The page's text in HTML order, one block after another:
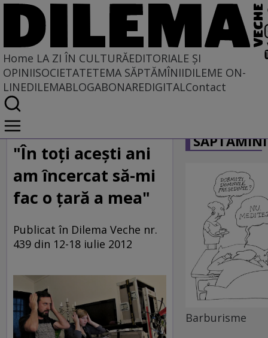
Home LA ZI ÎN CULTURĂEDITORIALE ȘI
OPINIISOCIETATETEMA SĂPTĂMÎNIIDILEME ON-
LINEDILEMABLOGABONAREDIGITALContact
Home
La zi în cultură
"În toţi aceşti ani
am încercat să-mi
fac o ţară a mea"
Publicat în Dilema Veche nr.
439 din 12-18 iulie 2012
Barburisme